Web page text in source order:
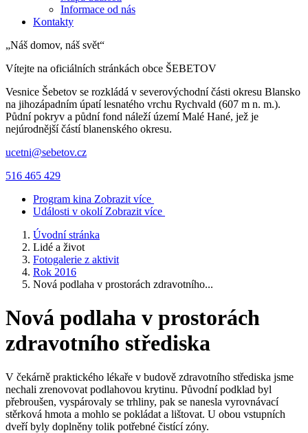
Informace od nás
Kontakty
„Náš domov, náš svět“
Vítejte na oficiálních stránkách obce ŠEBETOV
Vesnice Šebetov se rozkládá v severovýchodní části okresu Blansko
na jihozápadním úpatí lesnatého vrchu Rychvald (607 m n. m.).
Půdní pokryv a půdní fond náleží území Malé Hané, jež je
nejúrodnější částí blanenského okresu.
ucetni@sebetov.cz
516 465 429
Program kina Zobrazit více
Události v okolí Zobrazit více
Úvodní stránka
Lidé a život
Fotogalerie z aktivit
Rok 2016
Nová podlaha v prostorách zdravotního...
Nová podlaha v prostorách
zdravotního střediska
V čekárně praktického lékaře v budově zdravotního střediska jsme
nechali zrenovovat podlahovou krytinu. Původní podklad byl
přebroušen, vyspárovaly se trhliny, pak se nanesla vyrovnávací
stěrková hmota a mohlo se pokládat a lištovat. U obou vstupních
dveří byly doplněny tolik potřebné čistící zóny.